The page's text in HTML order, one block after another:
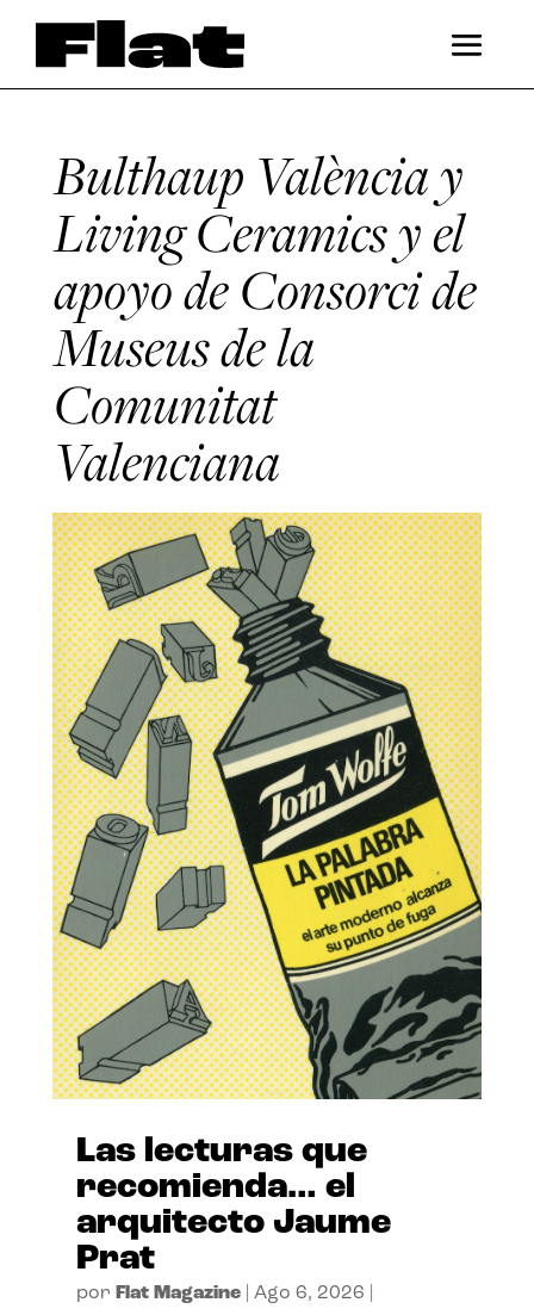
Bulthaup València y
Living Ceramics y el
apoyo de Consorci de
Museus de la
Comunitat
Valenciana
Las lecturas que
recomienda… el
arquitecto Jaume
Prat
por Flat Magazine| Ago 6, 2026